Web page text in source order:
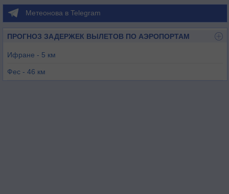
Метеонова в Telegram
ПРОГНОЗ ЗАДЕРЖЕК ВЫЛЕТОВ ПО АЭРОПОРТАМ
Ифране - 5 км
Фес - 46 км